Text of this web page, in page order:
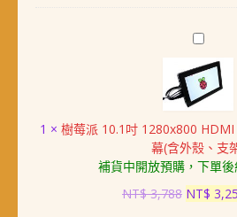
觸
控
螢
幕
格：
NT$
樹
派
10.1
吋
HDMI
LCD
(B)
電
1 × 樹莓派 10.1吋 1280x800
幕(含外殼、支
補貨中開放預購，下單
NT$3,788 原
NT$